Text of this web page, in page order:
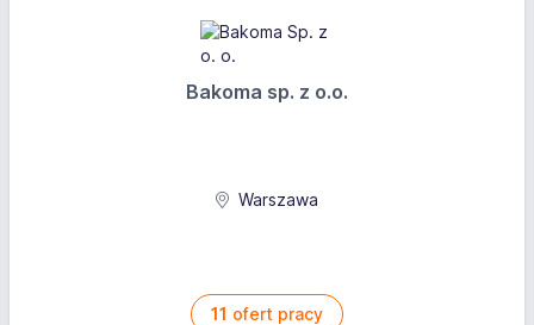
Bakoma sp. z o.o.
Warszawa
11 ofert pracy